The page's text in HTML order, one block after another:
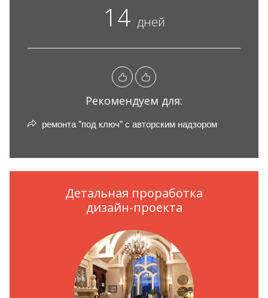
14 дней
Рекомендуем для:
ремонта "под ключ" с авторским надзором
Детальная проработка
дизайн-проекта